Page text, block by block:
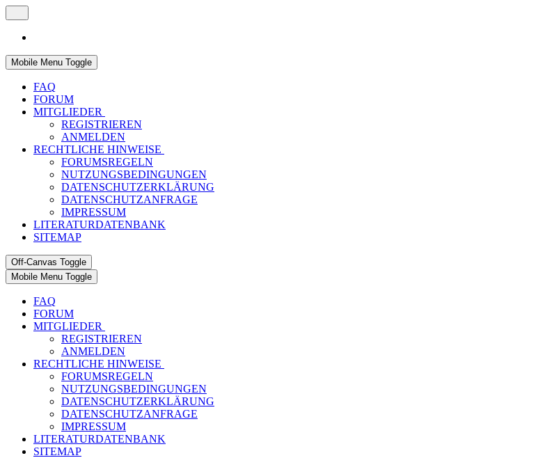
Mobile Menu Toggle
FAQ
FORUM
MITGLIEDER
REGISTRIEREN
ANMELDEN
RECHTLICHE HINWEISE
FORUMSREGELN
NUTZUNGSBEDINGUNGEN
DATENSCHUTZERKLÄRUNG
DATENSCHUTZANFRAGE
IMPRESSUM
LITERATURDATENBANK
SITEMAP
Off-Canvas Toggle
Mobile Menu Toggle
FAQ
FORUM
MITGLIEDER
REGISTRIEREN
ANMELDEN
RECHTLICHE HINWEISE
FORUMSREGELN
NUTZUNGSBEDINGUNGEN
DATENSCHUTZERKLÄRUNG
DATENSCHUTZANFRAGE
IMPRESSUM
LITERATURDATENBANK
SITEMAP